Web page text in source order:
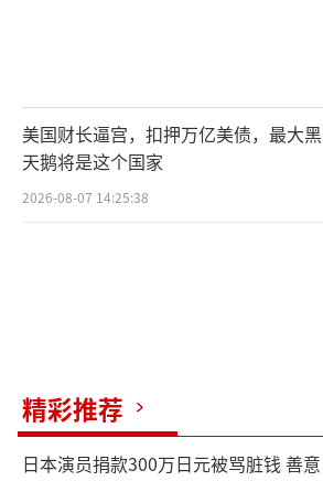
美国财长逼宫，扣押万亿美债，最大黑
天鹅将是这个国家
2026-08-07 14:25:38
精彩推荐
日本演员捐款300万日元被骂脏钱 善意